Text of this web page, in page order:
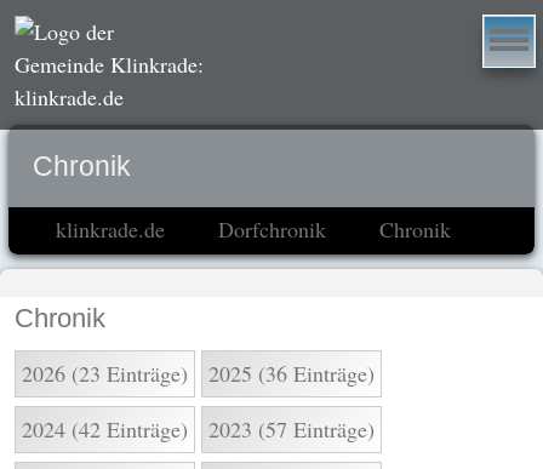
Chronik
klinkrade.de Dorfchronik Chronik
Chronik
2026 (23 Einträge)
2025 (36 Einträge)
2024 (42 Einträge)
2023 (57 Einträge)